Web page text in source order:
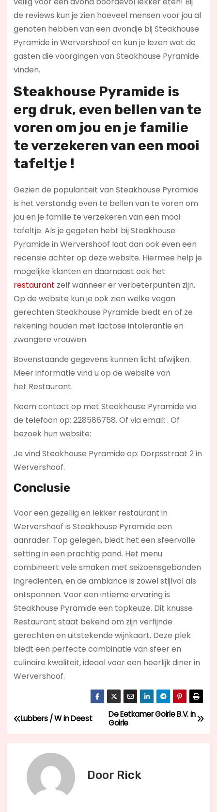
de reviews kun je zien hoeveel mensen voor jou al
genoten hebben van een avondje bij Steakhouse
Pyramide in Wervershoof en kun je lezen wat de
gasten die voorgingen van Steakhouse Pyramide
vinden.
Steakhouse Pyramide is
erg druk, even bellen van te
voren om jou en je familie
te verzekeren van een mooi
tafeltje !
Gezien de populariteit van Steakhouse Pyramide
is het verstandig even te bellen van te voren om
jou en je familie te verzekeren van een mooi
tafeltje. Als je gegeten hebt bij Steakhouse
Pyramide in Wervershoof laat dan ook even een
recensie achter op deze website. Hiermee help je
mogelijke klanten en daarnaast ook het
restaurant zelf wanneer er verbeterpunten zijn.
Op de website kun je ook zien welke vegan
gerechten Steakhouse Pyramide biedt en of ze
rekening houden met lactose intolerantie en
zwangere vrouwen.
Bovenstaande gegevens kunnen licht afwijken.
Meer informatie vind u op de website van
het Restaurant.
Neem contact op met Steakhouse Pyramide via
de telefoon op: 228586758. Of via email: . Of
bezoek hun website:
Je vind Steakhouse Pyramide op: Dorpsstraat 2 in
Wervershoof.
Conclusie
Voor een gezellig en lekker restaurant in
Wervershoof is Steakhouse Pyramide een
aanrader. Top gelegen, biedt het een sfeervolle
setting in een prachtig pand. Het menu
combineert vele smaken met seizoensgebonden
ingrediënten, en de ambiance is zowel stijlvol als
ontspannen. Voor een intieme ervaring is
Steakhouse Pyramide een topkeuze. Dit knusse
Restaurant staat bekend om zijn verfijnde
gerechten en uitstekende wijnkaart. Deze plek
biedt een perfecte combinatie van sfeer en
culinaire kwaliteit, ideaal voor een heerlijk diner in
Wervershoof.
B
e
De Eetkamer Goirle B.V. in
Goirle
Lubbers / W in Deest
Door Rick